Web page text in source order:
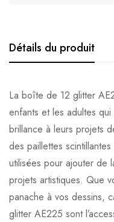
Détails du produit
La boîte de 12 glitter
enfants et les adultes
brillance à leurs projets
des paillettes
utilisées pour ajouter de
projets artistiques. Que
panache à vos dessins,
glitter AE225 sont